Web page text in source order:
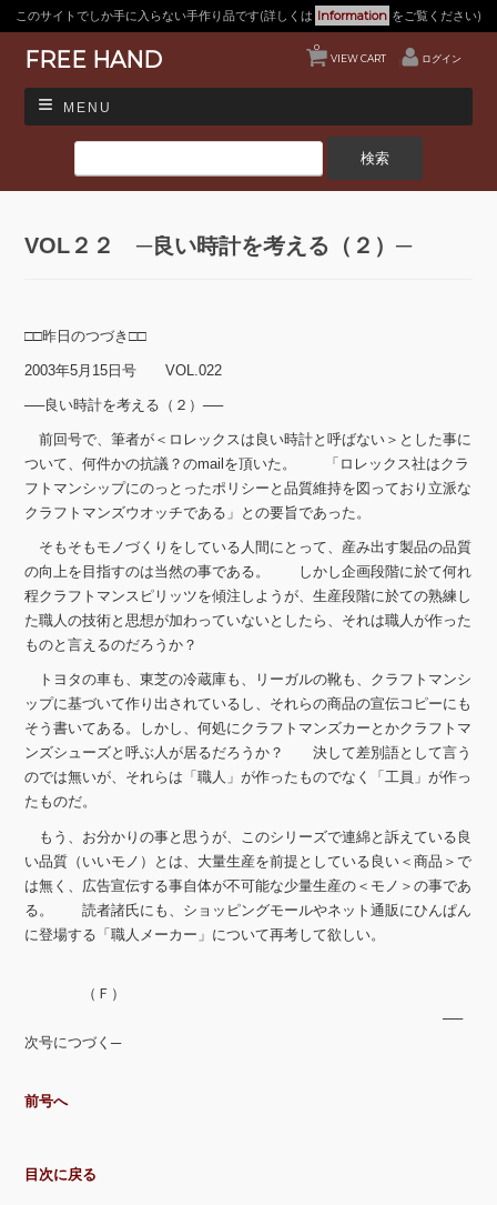
このサイトでしか手に入らない手作り品です(詳しくは Information をご覧ください)
VIEW CART
0
ログイン
FREE HAND
MENU
VOL２２ ─良い時計を考える（２）─
□□昨日のつづき□□
2003年5月15日号 VOL.022
──良い時計を考える（２）──
前回号で、筆者が＜ロレックスは良い時計と呼ばない＞とした事に
ついて、何件かの抗議？のmailを頂いた。 「ロレックス社はクラ
フトマンシップにのっとったポリシーと品質維持を図っており立派な
クラフトマンズウオッチである」との要旨であった。
そもそもモノづくりをしている人間にとって、産み出す製品の品質
の向上を目指すのは当然の事である。 しかし企画段階に於て何れ
程クラフトマンスピリッツを傾注しようが、生産段階に於ての熟練し
た職人の技術と思想が加わっていないとしたら、それは職人が作った
ものと言えるのだろうか？
トヨタの車も、東芝の冷蔵庫も、リーガルの靴も、クラフトマンシ
ップに基づいて作り出されているし、それらの商品の宣伝コピーにも
そう書いてある。しかし、何処にクラフトマンズカーとかクラフトマ
ンズシューズと呼ぶ人が居るだろうか？ 決して差別語として言う
のでは無いが、それらは「職人」が作ったものでなく「工員」が作っ
たものだ。
もう、お分かりの事と思うが、このシリーズで連綿と訴えている良
い品質（いいモノ）とは、大量生産を前提としている良い＜商品＞で
は無く、広告宣伝する事自体が不可能な少量生産の＜モノ＞の事であ
る。 読者諸氏にも、ショッピングモールやネット通販にひんぱん
に登場する「職人メーカー」について再考して欲しい。
（Ｆ）
──
次号につづく─
前号へ
目次に戻る